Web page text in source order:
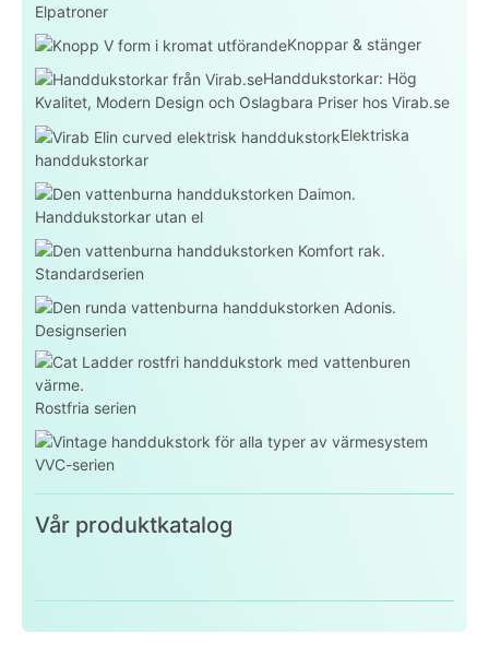
Elpatroner
Knoppar & stänger
Handdukstorkar: Hög
Kvalitet, Modern Design och Oslagbara Priser hos Virab.se
Elektriska
handdukstorkar
Handdukstorkar utan el
Standardserien
Designserien
Rostfria serien
VVC-serien
Vår produktkatalog